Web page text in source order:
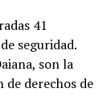
41
seguridad.
son la
derechos de